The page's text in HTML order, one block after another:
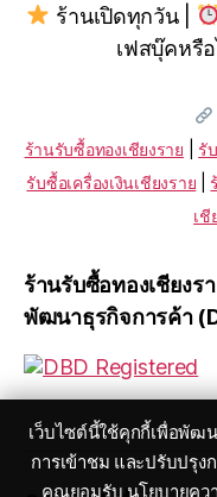
ร้านเปิดทุกวัน |
เฟสบุ๊คหรื
ร้านรับซื้อทองเชียงราย
รั
รับซื้อเครื่องเงินเชียงราย
เชี
ร้านรับซื้อทองเชียงร
พัฒนาธุรกิจการค้า
เว็บไซต์นี้ใช้คุกกี้เพื่อพัฒ
การเข้าชม และปรับปรุง
คุณยอมรับ นโยบายคว